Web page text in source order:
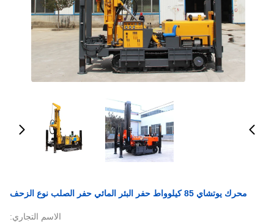
محرك يوتشاي 85 كيلوواط حفر البئر المائي حفر الصلب نوع الزحف
الاسم التجاري: